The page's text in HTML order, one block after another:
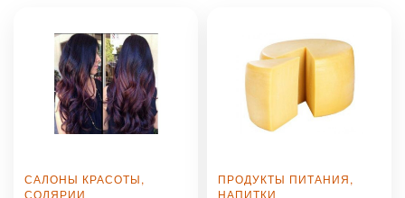
САЛОНЫ КРАСОТЫ,
СОЛЯРИИ
ПРОДУКТЫ ПИТАНИЯ,
НАПИТКИ